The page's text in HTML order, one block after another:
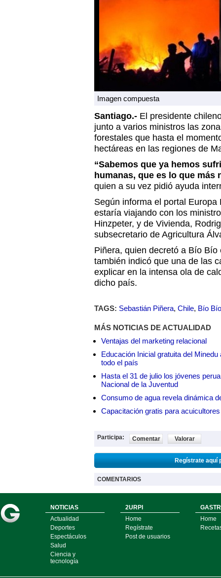
Imagen compuesta
Santiago.- El presidente
junto a varios ministros las
forestales que hasta el
hectáreas en las regiones de
“Sabemos que ya hemos
humanas, que es lo que más
quien a su vez pidió ayuda
Según informa el portal
estaría viajando con los
Hinzpeter, y de Vivienda,
subsecretario de Agricultura
Piñera, quien decretó a Bío
también indicó que una de las
explicar en la intensa ola de
dicho país.
TAGS: Sebastián Piñera, Chile, Bío Bío
MÁS NOTICIAS DE ACTUALIDAD
Ventajas del marketing relacional
Educación Inicial gratuita del
todo el país
Hasta el 31 de julio los jóvenes
Nacional de la Juventud
Consumo de agua revela dinámica
Capacitación gratis para
Participa: Comentar Valorar
Regístrate aquí
COMENTARIOS
NOTICIAS
Actualidad
Deportes
Espectáculos
Salud
Ciencia y
tecnología
2URPI
Home
Regístrate
Post de usuarios
Home